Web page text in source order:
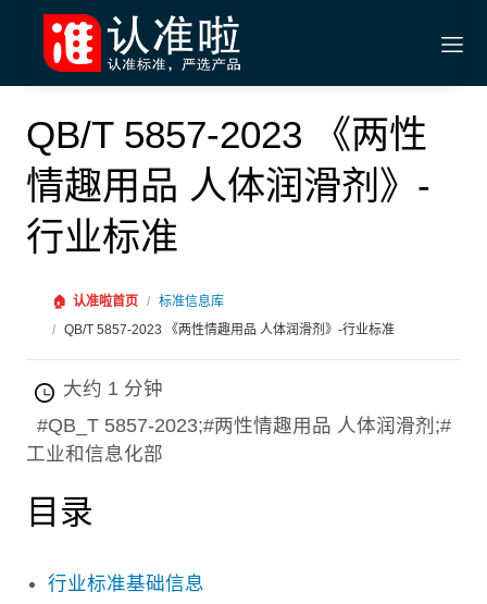
QB/T 5857-2023 《两性
情趣用品 人体润滑剂》-
行业标准
🏠 认准啦首页 / 标准信息库
/ QB/T 5857-2023 《两性情趣用品 人体润滑剂》-行业标准
大约 1 分钟
#QB_T 5857-2023;#两性情趣用品 人体润滑剂;#
工业和信息化部
目录
行业标准基础信息